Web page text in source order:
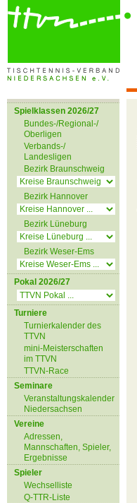
Spielklassen 2026/27
Bundes-/Regional-/
Oberligen
Verbands-/
Landesligen
Bezirk Braunschweig
Bezirk Hannover
Bezirk Lüneburg
Bezirk Weser-Ems
Pokal 2026/27
Turniere
Turnierkalender des
TTVN
mini-Meisterschaften
im TTVN
TTVN-Race
Seminare
Veranstaltungskalender
Niedersachsen
Vereine
Adressen,
Mannschaften, Spieler,
Ergebnisse
Spieler
Wechselliste
Q-TTR-Liste